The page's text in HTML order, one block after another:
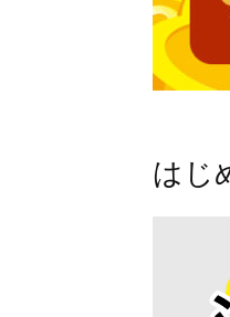
はじ